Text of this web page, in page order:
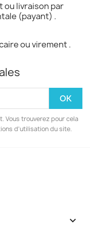
ou livraison par
(payant) .
ou virement .
Vous trouverez pour cela
d'utilisation du site.
